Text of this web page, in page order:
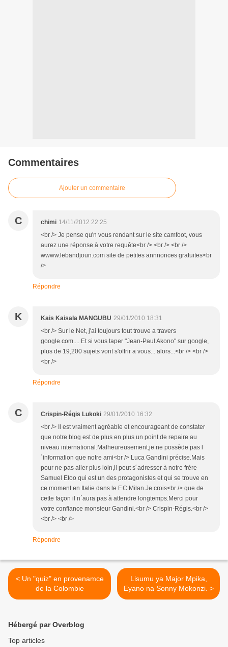
Commentaires
Ajouter un commentaire
C chimi 14/11/2012 22:25
<br /> Je pense qu'n vous rendant sur le site camfoot, vous
aurez une réponse à votre requête<br /> <br /> <br />
wwww.lebandjoun.com site de petites annnonces gratuites<br
/>
Répondre
K Kais Kaisala MANGUBU 29/01/2010 18:31
<br /> Sur le Net, j'ai toujours tout trouve a travers
google.com.... Et si vous taper "Jean-Paul Akono" sur google,
plus de 19,200 sujets vont s'offrir a vous... alors...<br /> <br />
<br />
Répondre
C Crispin-Régis Lukoki 29/01/2010 16:32
<br /> Il est vraiment agréable et encourageant de constater
que notre blog est de plus en plus un point de repaire au
niveau international.Malheureusement,je ne possède pas l
´information que notre ami<br /> Luca Gandini précise.Mais
pour ne pas aller plus loin,il peut s´adresser à notre frère
Samuel Etoo qui est un des protagonistes et qui se trouve en
ce moment en Italie dans le F.C Milan.Je crois<br /> que de
cette façon il n´aura pas à attendre longtemps.Merci pour
votre confiance monsieur Gandini.<br /> Crispin-Régis.<br />
<br /> <br />
Répondre
< Un "quiz" en provenamce
de la Colombie
Lisumu ya Major Mpika,
Eyano na Sonny Mokonzi. >
Hébergé par Overblog
Top articles